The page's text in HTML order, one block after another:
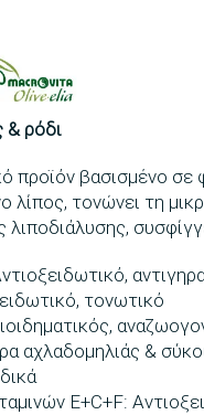
& ρόδι
προϊόν βασισμένο σε
λίπος, τονώνει τη
λιποδιάλυσης,
τονωτικό
αχλαδομηλιάς &
E+C+F: